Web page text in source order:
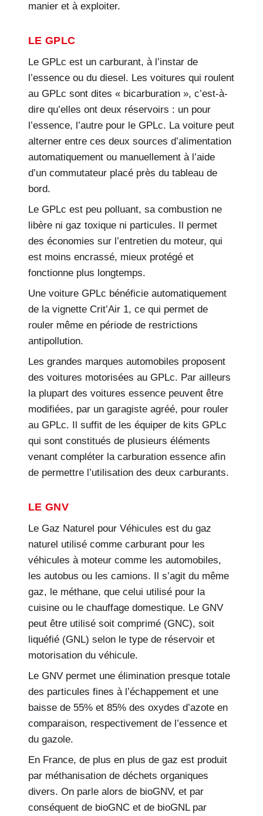
manier et à exploiter.
LE GPLC
Le GPLc est un carburant, à l’instar de
l’essence ou du diesel. Les voitures qui roulent
au GPLc sont dites « bicarburation », c’est-à-
dire qu’elles ont deux réservoirs : un pour
l’essence, l’autre pour le GPLc. La voiture peut
alterner entre ces deux sources d’alimentation
automatiquement ou manuellement à l’aide
d’un commutateur placé près du tableau de
bord.
Le GPLc est peu polluant, sa combustion ne
libère ni gaz toxique ni particules. Il permet
des économies sur l’entretien du moteur, qui
est moins encrassé, mieux protégé et
fonctionne plus longtemps.
Une voiture GPLc bénéficie automatiquement
de la vignette Crit’Air 1, ce qui permet de
rouler même en période de restrictions
antipollution.
Les grandes marques automobiles proposent
des voitures motorisées au GPLc. Par ailleurs
la plupart des voitures essence peuvent être
modifiées, par un garagiste agréé, pour rouler
au GPLc. Il suffit de les équiper de kits GPLc
qui sont constitués de plusieurs éléments
venant compléter la carburation essence afin
de permettre l’utilisation des deux carburants.
LE GNV
Le Gaz Naturel pour Véhicules est du gaz
naturel utilisé comme carburant pour les
véhicules à moteur comme les automobiles,
les autobus ou les camions. Il s’agit du même
gaz, le méthane, que celui utilisé pour la
cuisine ou le chauffage domestique. Le GNV
peut être utilisé soit comprimé (GNC), soit
liquéfié (GNL) selon le type de réservoir et
motorisation du véhicule.
Le GNV permet une élimination presque totale
des particules fines à l’échappement et une
baisse de 55% et 85% des oxydes d’azote en
comparaison, respectivement de l’essence et
du gazole.
En France, de plus en plus de gaz est produit
par méthanisation de déchets organiques
divers. On parle alors de bioGNV, et par
conséquent de bioGNC et de bioGNL par